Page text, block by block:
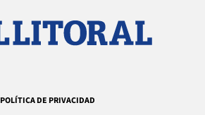
POLÍTICA DE PRIVACIDAD